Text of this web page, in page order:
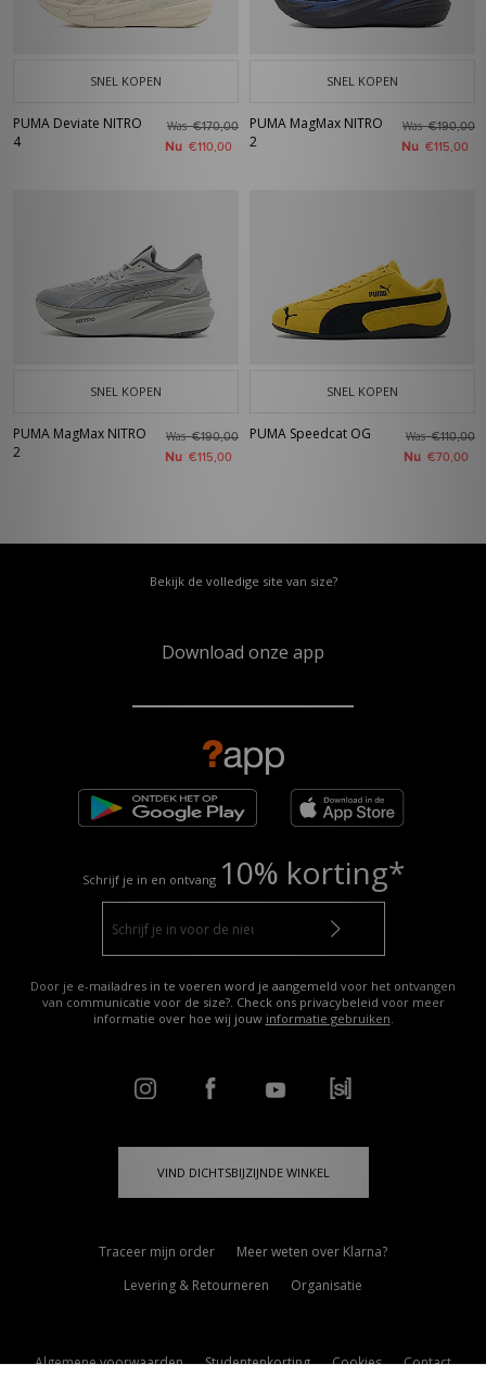
SNEL KOPEN
PUMA Deviate NITRO
4
Was€170,00
Nu €110,00
SNEL KOPEN
PUMA MagMax NITRO
2
Was€190,00
Nu €115,00
SNEL KOPEN
PUMA MagMax NITRO
2
Was€190,00
Nu €115,00
SNEL KOPEN
PUMA Speedcat OG Was€110,00
Nu €70,00
Bekijk de volledige site van size?
Download onze app
Schrijf je in en ontvang 10% korting*
Door je e-mailadres in te voeren word je aangemeld voor het ontvangen
van communicatie voor de size?. Check ons privacybeleid voor meer
informatie over hoe wij jouw informatie gebruiken.
VIND DICHTSBIJZIJNDE WINKEL
Traceer mijn order
Meer weten over Klarna?
Levering & Retourneren
Organisatie
Algemene voorwaarden Studentenkorting Cookies Contact